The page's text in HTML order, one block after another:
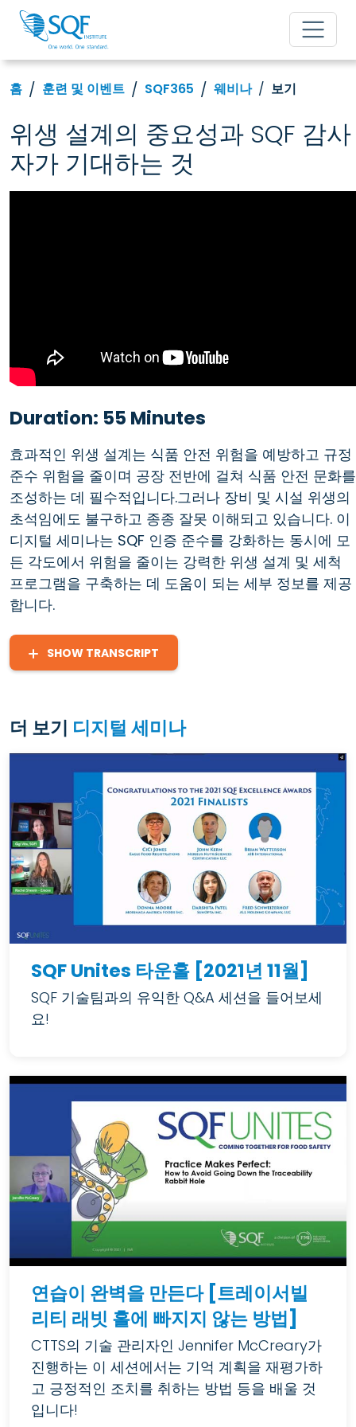
홈 훈련 및 이벤트 SQF365 웨비나 보기
위생 설계의 중요성과 SQF 감사
자가 기대하는 것
Duration: 55 Minutes
효과적인 위생 설계는 식품 안전 위험을 예방하고 규정
준수 위험을 줄이며 공장 전반에 걸쳐 식품 안전 문화를
조성하는 데 필수적입니다.그러나 장비 및 시설 위생의
초석임에도 불구하고 종종 잘못 이해되고 있습니다. 이
디지털 세미나는 SQF 인증 준수를 강화하는 동시에 모
든 각도에서 위험을 줄이는 강력한 위생 설계 및 세척
프로그램을 구축하는 데 도움이 되는 세부 정보를 제공
합니다.
SHOW TRANSCRIPT
더 보기 디지털 세미나
SQF Unites 타운홀 [2021년 11월]
SQF 기술팀과의 유익한 Q&A 세션을 들어보세
요!
연습이 완벽을 만든다 [트레이서빌
리티 래빗 홀에 빠지지 않는 방법]
CTTS의 기술 관리자인 Jennifer McCreary가
진행하는 이 세션에서는 기억 계획을 재평가하
고 긍정적인 조치를 취하는 방법 등을 배울 것
입니다!